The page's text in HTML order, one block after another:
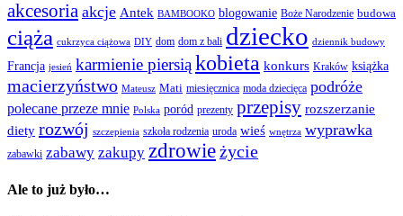
akcesoria akcje Antek BAMBOOKO blogowanie Boże Narodzenie budowa
ciąża cukrzyca ciążowa DIY dom dom z bali dziecko dziennik budowy
Francja jesień karmienie piersiąkobieta konkurs Kraków książka
macierzyństwo Mateusz Mati miesięcznica moda dziecięca podróże
polecane przeze mnie Polska poród prezenty przepisy rozszerzanie
diety rozwój szczepienia szkoła rodzenia uroda wieś wnętrza wyprawka
zabawki zabawy zakupy zdrowieżycie
Ale to już było…